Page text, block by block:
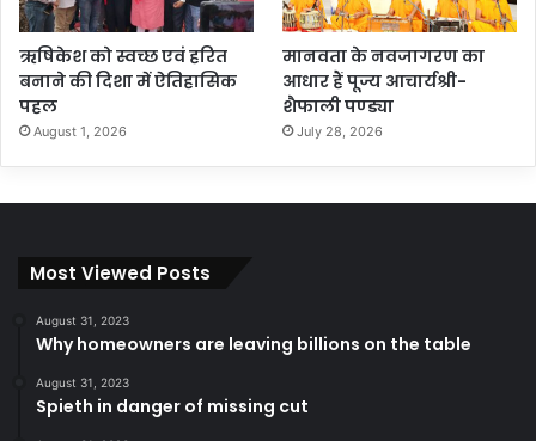
ऋषिकेश को स्वच्छ एवं हरित
बनाने की दिशा में ऐतिहासिक
पहल
August 1, 2026
मानवता के नवजागरण का
आधार हैं पूज्य आचार्यश्री-
शैफाली पण्ड्या
July 28, 2026
Most Viewed Posts
August 31, 2023
Why homeowners are leaving billions on the table
August 31, 2023
Spieth in danger of missing cut